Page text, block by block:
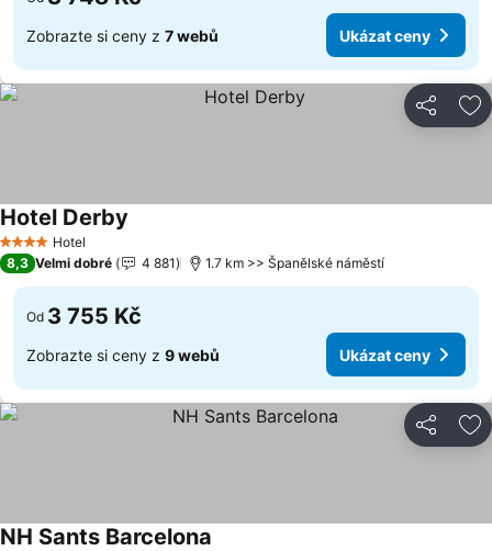
Zobrazte si ceny z 7 webů Ukázat ceny
Sdílet
4 Počet hvězdiček
Hotel
Hotel Derby
8,3 Velmi dobré 4 881 1.7 km >> Španělské náměstí
Od 3 755 Kč
Zobrazte si ceny z 9 webů Ukázat ceny
Sdílet
NH Sants Barcelona